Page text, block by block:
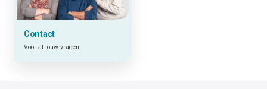
Contact
Voor al jouw vragen